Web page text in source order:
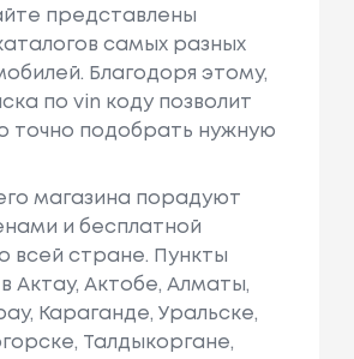
представлены
самых разных
Благодоря этому,
по vin коду позволит
точно подобрать нужную
магазина порадуют
и бесплатной
всей стране. Пункты
Актау, Актобе, Алматы,
Караганде, Уральске,
Талдыкоргане,